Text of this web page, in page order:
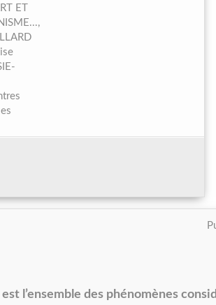
ET
est l’ensemble des phénomènes